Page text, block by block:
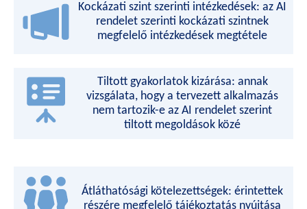
Kockázati szint szerinti intézkedések: az AI
rendelet szerinti kockázati szintnek
megfelelő intézkedések megtétele
Tiltott gyakorlatok kizárása: annak
vizsgálata, hogy a tervezett alkalmazás
nem tartozik-e az AI rendelet szerint
tiltott megoldások közé
Átláthatósági kötelezettségek: érintettek
részére megfelelő tájékoztatás nyújtása